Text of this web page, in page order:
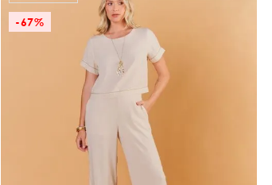
-67%